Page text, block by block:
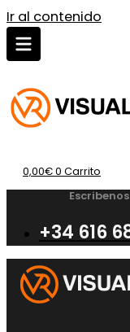
Ir al contenido
0,00€0 Carrito
+34 616